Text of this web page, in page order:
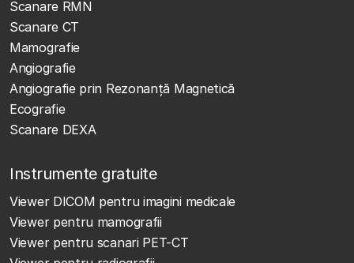
Scanare RMN
Scanare CT
Mamografie
Angiografie
Angiografie prin Rezonanță Magnetică
Ecografie
Scanare DEXA
Instrumente gratuite
Viewer DICOM pentru imagini medicale
Viewer pentru mamografii
Viewer pentru scanari PET-CT